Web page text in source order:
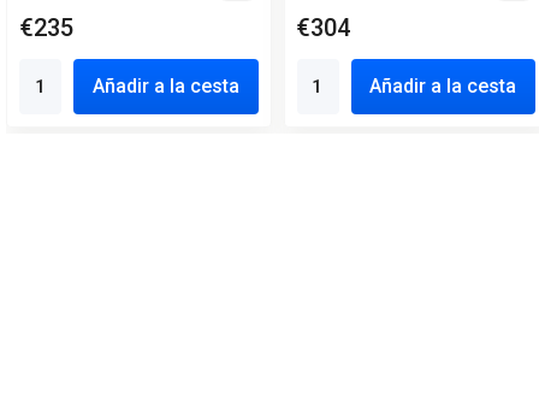
€235
Añadir a la cesta
€304
Añadir a la cesta